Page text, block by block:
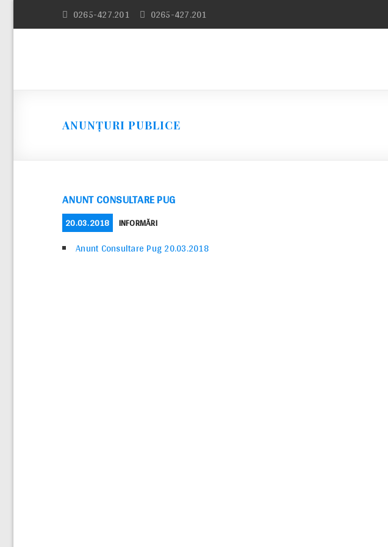
0265-427.201 0265-427.201
ANUNȚURI PUBLICE
ANUNT CONSULTARE PUG
POSTED
ON
20.03.2018 CATEGORIES
INFORMĂRI
Anunt Consultare Pug 20.03.2018